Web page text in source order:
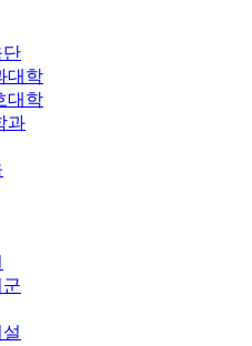
단
대학
대학
과